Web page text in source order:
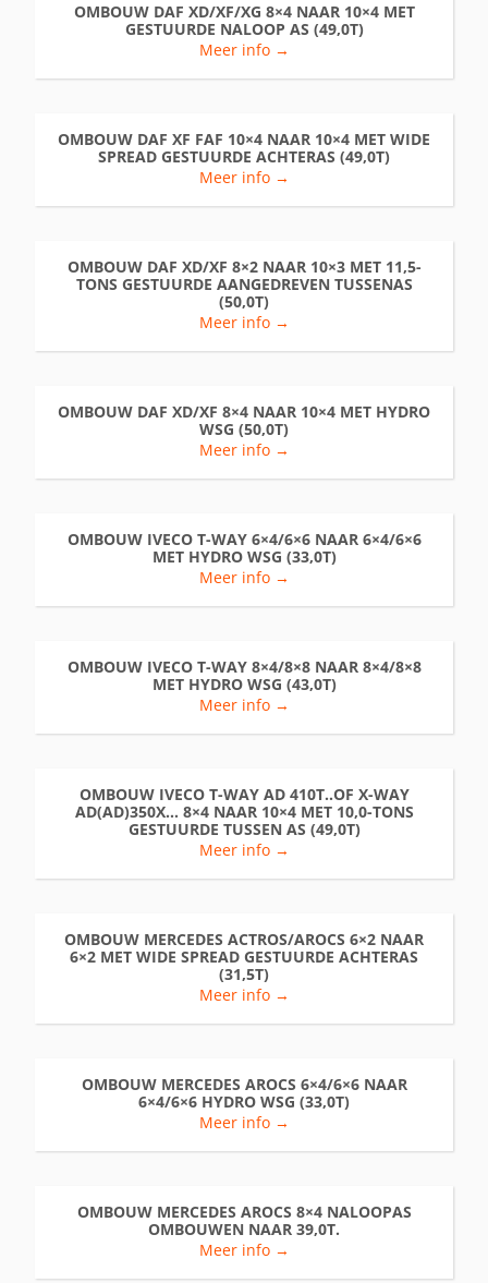
OMBOUW DAF XD/XF/XG 8×4 NAAR 10×4 MET
GESTUURDE NALOOP AS (49,0T)
Meer info →
OMBOUW DAF XF FAF 10×4 NAAR 10×4 MET WIDE
SPREAD GESTUURDE ACHTERAS (49,0T)
Meer info →
OMBOUW DAF XD/XF 8×2 NAAR 10×3 MET 11,5-
TONS GESTUURDE AANGEDREVEN TUSSENAS
(50,0T)
Meer info →
OMBOUW DAF XD/XF 8×4 NAAR 10×4 MET HYDRO
WSG (50,0T)
Meer info →
OMBOUW IVECO T-WAY 6×4/6×6 NAAR 6×4/6×6
MET HYDRO WSG (33,0T)
Meer info →
OMBOUW IVECO T-WAY 8×4/8×8 NAAR 8×4/8×8
MET HYDRO WSG (43,0T)
Meer info →
OMBOUW IVECO T-WAY AD 410T..OF X-WAY
AD(AD)350X… 8×4 NAAR 10×4 MET 10,0-TONS
GESTUURDE TUSSEN AS (49,0T)
Meer info →
OMBOUW MERCEDES ACTROS/AROCS 6×2 NAAR
6×2 MET WIDE SPREAD GESTUURDE ACHTERAS
(31,5T)
Meer info →
OMBOUW MERCEDES AROCS 6×4/6×6 NAAR
6×4/6×6 HYDRO WSG (33,0T)
Meer info →
OMBOUW MERCEDES AROCS 8×4 NALOOPAS
OMBOUWEN NAAR 39,0T.
Meer info →